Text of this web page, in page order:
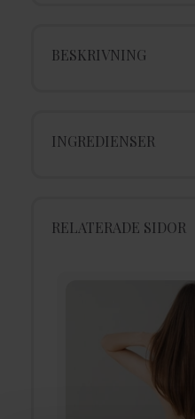
BESKRIVNING
INGREDIENSER
RELATERADE SIDOR